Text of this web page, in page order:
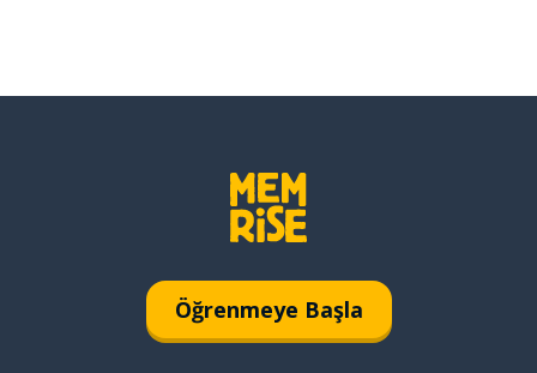
Öğrenmeye Başla